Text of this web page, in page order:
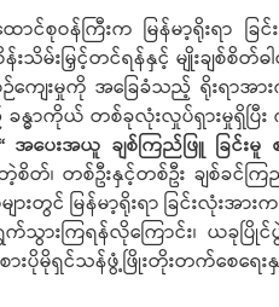
ထောင်စုဝန်ကြီးက မြန်မာ့ရိုးရ
သိမ်းမြှင့်တင်ရန်နှင့် မျိုးချစ်စိတ်
ျေးမှုကို အခြေခံသည့် ရိုးရာအား
န္ဓာကိုယ် တစ်ခုလုံးလှုပ်ရှားမှုရှိပြီ
အပေးအယူ ချစ်ကြည်ဖြူ ခြင်းမူ
တ်၊ တစ်ဦးနှင့်တစ်ဦး ချစ်ခင်ကြ
ျားတွင် မြန်မာ့ရိုးရာ ခြင်းလုံး
က်သွားကြရန်လိုကြောင်း၊ ယခုပြို
ားပိုမိုရှင်သန်ဖွံ့ဖြိုးတိုးတက်စေရေး